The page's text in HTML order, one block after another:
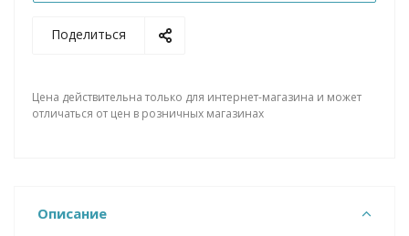
Поделиться
Цена действительна только для интернет-магазина и может
отличаться от цен в розничных магазинах
Описание